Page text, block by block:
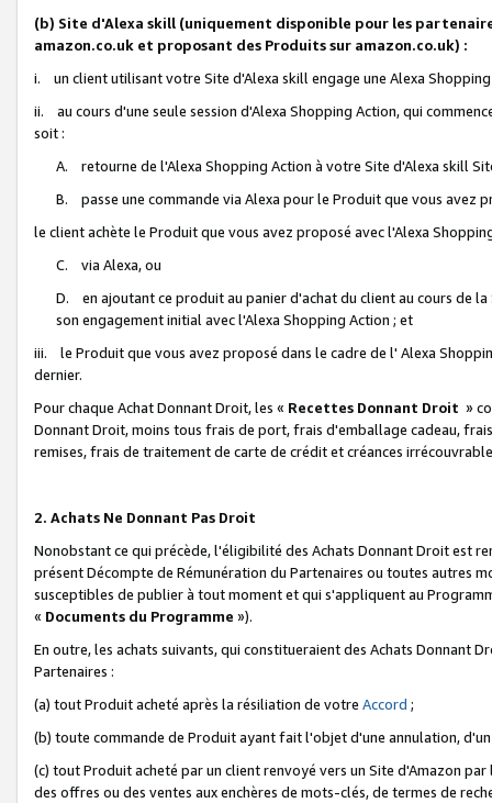
(b) Site d'Alexa skill (uniquement disponible pour les
amazon.co.uk et proposant des Produits sur amazon.co.uk) :
i. un client utilisant votre Site d'Alexa skill engage une Alexa
ii. au cours d'une seule session d'Alexa Shopping Action, qui
soit :
A. retourne de l'Alexa Shopping Action à votre Site d'Alexa skill
B. passe une commande via Alexa pour le Produit que vous avez
le client achète le Produit que vous avez proposé avec l'Alexa
C. via Alexa, ou
D. en ajoutant ce produit au panier d'achat du client au cours de
son engagement initial avec l'Alexa Shopping Action ; et
iii. le Produit que vous avez proposé dans le cadre de l' Alexa
dernier.
Pour chaque Achat Donnant Droit, les « Recettes Donnant Droit »
Donnant Droit, moins tous frais de port, frais d'emballage cadeau,
remises, frais de traitement de carte de crédit et créances
2. Achats Ne Donnant Pas Droit
Nonobstant ce qui précède, l'éligibilité des Achats Donnant Droit est
présent Décompte de Rémunération du Partenaires ou toutes autres
susceptibles de publier à tout moment et qui s'appliquent au
« Documents du Programme »).
En outre, les achats suivants, qui constitueraient des Achats Donnant
Partenaires :
(a) tout Produit acheté après la résiliation de votre Accord ;
(b) toute commande de Produit ayant fait l'objet d'une annulation,
(c) tout Produit acheté par un client renvoyé vers un Site d'Amazon
des offres ou des ventes aux enchères de mots-clés, de termes de